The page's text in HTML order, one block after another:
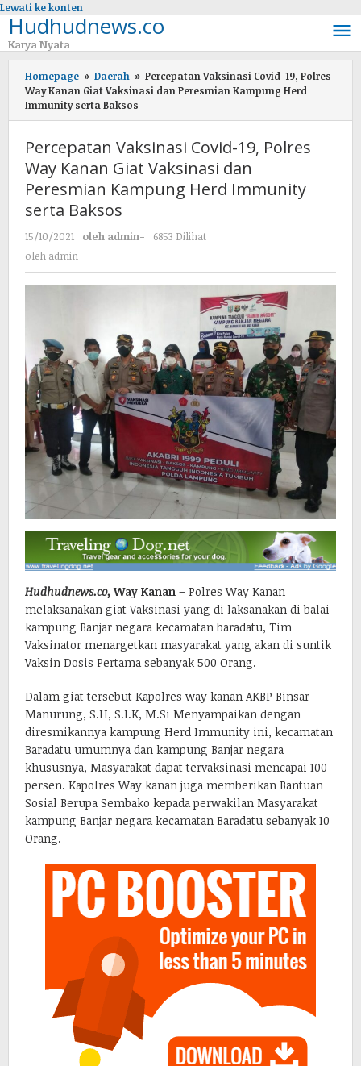
Lewati ke konten
Hudhudnews.co
Karya Nyata
Homepage » Daerah » Percepatan Vaksinasi Covid-19, Polres
Way Kanan Giat Vaksinasi dan Peresmian Kampung Herd
Immunity serta Baksos
Percepatan Vaksinasi Covid-19, Polres
Way Kanan Giat Vaksinasi dan
Peresmian Kampung Herd Immunity
serta Baksos
15/10/2021 oleh admin-
6853 Dilihat
oleh admin
Hudhudnews.co,Way Kanan – Polres Way Kanan
melaksanakan giat Vaksinasi yang di laksanakan di balai
kampung Banjar negara kecamatan baradatu, Tim
Vaksinator menargetkan masyarakat yang akan di suntik
Vaksin Dosis Pertama sebanyak 500 Orang.
Dalam giat tersebut Kapolres way kanan AKBP Binsar
Manurung, S.H, S.I.K, M.Si Menyampaikan dengan
diresmikannya kampung Herd Immunity ini, kecamatan
Baradatu umumnya dan kampung Banjar negara
khususnya, Masyarakat dapat tervaksinasi mencapai 100
persen. Kapolres Way kanan juga memberikan Bantuan
Sosial Berupa Sembako kepada perwakilan Masyarakat
kampung Banjar negara kecamatan Baradatu sebanyak 10
Orang.